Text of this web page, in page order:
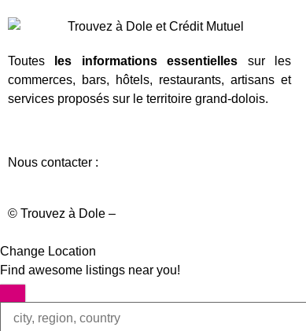
Toutes les informations essentielles sur les
commerces, bars, hôtels, restaurants, artisans et
services proposés sur le territoire grand-dolois.
Nous contacter :
© Trouvez à Dole –
Change Location
Find awesome listings near you!
Change Location